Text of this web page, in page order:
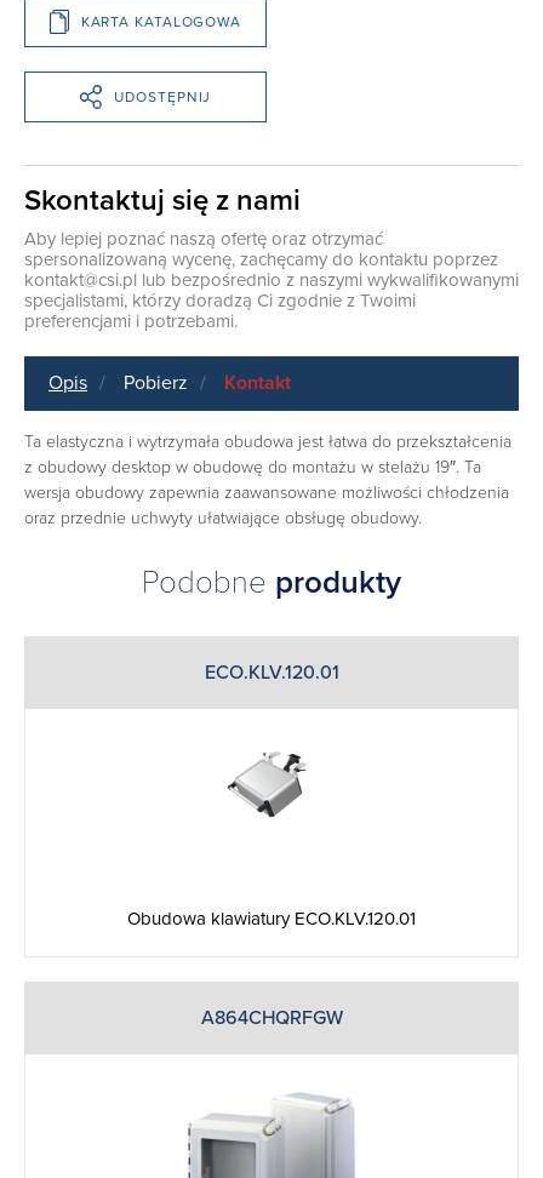
KARTA KATALOGOWA
UDOSTĘPNIJ
Skontaktuj się z nami
Aby lepiej poznać naszą ofertę oraz otrzymać
spersonalizowaną wycenę, zachęcamy do kontaktu poprzez
kontakt@csi.pl lub bezpośrednio z naszymi wykwalifikowanymi
specjalistami, którzy doradzą Ci zgodnie z Twoimi
preferencjami i potrzebami.
Opis Pobierz Kontakt
Ta elastyczna i wytrzymała obudowa jest łatwa do przekształcenia
z obudowy desktop w obudowę do montażu w stelażu 19″. Ta
wersja obudowy zapewnia zaawansowane możliwości chłodzenia
oraz przednie uchwyty ułatwiające obsługę obudowy.
Podobne produkty
ECO.KLV.120.01
Obudowa klawiatury ECO.KLV.120.01
A864CHQRFGW